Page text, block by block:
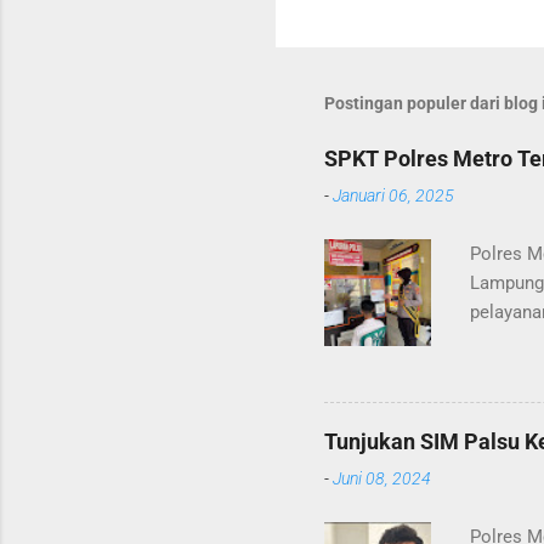
Postingan populer dari blog
SPKT Polres Metro
-Januari 06, 2025
Polres
Heri
Tunjukan SIM Palsu
-Juni 08, 2024
Polres